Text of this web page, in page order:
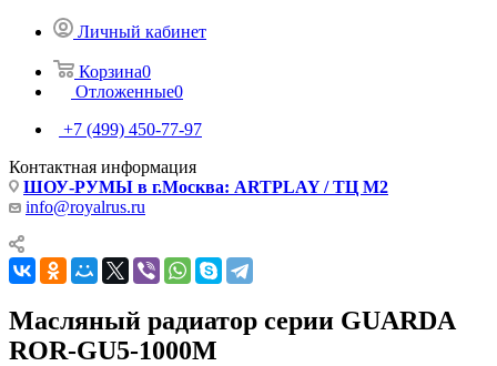
Личный кабинет
Корзина0
Отложенные0
+7 (499) 450-77-97
Контактная информация
ШОУ-РУМЫ в г.Москва: ARTPLAY / ТЦ М2
info@royalrus.ru
Масляный радиатор серии GUARDA
ROR-GU5-1000M